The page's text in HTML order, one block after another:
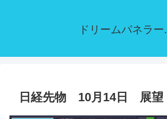
ドリームパネラー
日経先物 10月14日 展望